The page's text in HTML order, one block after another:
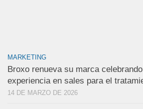
MARKETING
Broxo renueva su marca
experiencia en sales para el
14 DE MARZO DE 2026